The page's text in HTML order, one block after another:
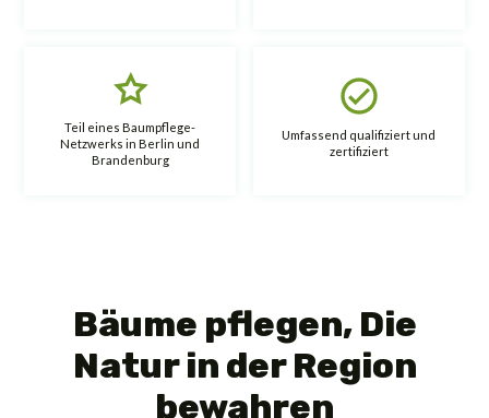
Teil eines Baumpflege-
Netzwerks in Berlin und
Brandenburg
Umfassend qualifiziert und
zertifiziert
Bäume pflegen, Die
Natur in der Region
bewahren